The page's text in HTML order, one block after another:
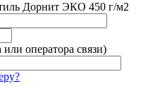
Дорнит ЭКО 450 г/м2
оператора связи)